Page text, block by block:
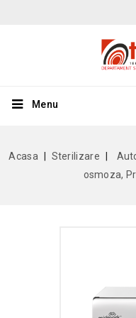
Menu
Acasa Sterilizare
osmoza,